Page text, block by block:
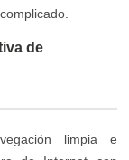
de
limpia e